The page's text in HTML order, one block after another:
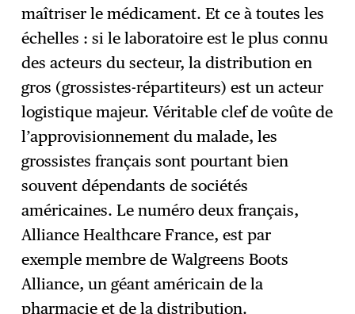
maîtriser le médicament. Et ce à toutes les
échelles : si le laboratoire est le plus connu
des acteurs du secteur, la distribution en
gros (grossistes-répartiteurs) est un acteur
logistique majeur. Véritable clef de voûte de
l’approvisionnement du malade, les
grossistes français sont pourtant bien
souvent dépendants de sociétés
américaines. Le numéro deux français,
Alliance Healthcare France, est par
exemple membre de Walgreens Boots
Alliance, un géant américain de la
pharmacie et de la distribution.